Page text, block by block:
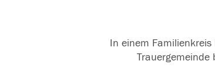
In einem